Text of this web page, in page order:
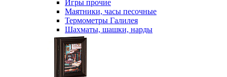
Игры прочие
Маятники, часы песочные
Термометры Галилея
Шахматы, шашки, нарды